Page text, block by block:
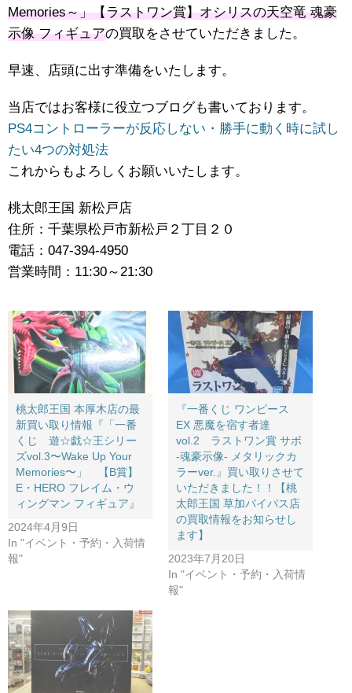
Memories～」【ラストワン賞】オシリスの天空竜 ​魂豪
示像 フィギュアの買取をさせていただきました。
早速、店頭に出す準備をいたします。
当店ではお客様に役立つブログも書いております。
PS4コントローラーが反応しない・勝手に動く時に試し
たい4つの対処法
これからもよろしくお願いいたします。
桃太郎王国 新松戸店
住所：千葉県松戸市新松戸２丁目２０
電話：047-394-4950
営業時間：11:30～21:30
桃太郎王国 本厚木店の最
新買い取り情報『「一番
くじ 遊☆戯☆王シリー
ズvol.3〜Wake Up Your
Memories〜」 【B賞】
E・HERO フレイム・ウ
ィングマン フィギュア』
2024年4月9日
In "イベント・予約・入荷情
報"
『一番くじ ​ワンピース ​
EX ​悪魔を宿す者達 ​
vol.2 ラストワン賞 ​サボ ​
-魂豪示像- ​メタリックカ
ラーver.』買い取りさせて
いただきました！！【桃
太郎王国 草加バイパス店
の買取情報をお知らせし
ます】
2023年7月20日
In "イベント・予約・入荷情
報"